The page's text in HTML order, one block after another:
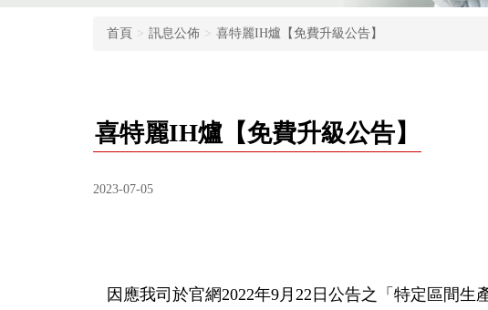
首頁 訊息公佈 喜特麗IH爐【免費升級公告】
喜特麗IH爐【免費升級公告】
2023-07-05
因應我司於官網2022年9月22日公告之「特定區間